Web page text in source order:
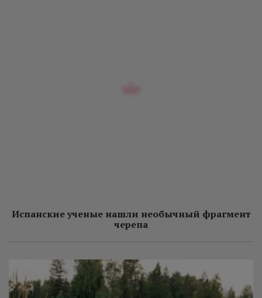
Испанские ученые нашли необычный фрагмент
черепа